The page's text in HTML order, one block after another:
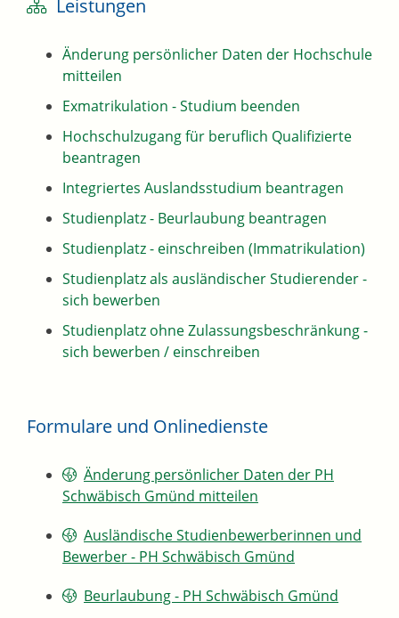
Leistungen
Änderung persönlicher Daten der Hochschule
mitteilen
Exmatrikulation - Studium beenden
Hochschulzugang für beruflich Qualifizierte
beantragen
Integriertes Auslandsstudium beantragen
Studienplatz - Beurlaubung beantragen
Studienplatz - einschreiben (Immatrikulation)
Studienplatz als ausländischer Studierender -
sich bewerben
Studienplatz ohne Zulassungsbeschränkung -
sich bewerben / einschreiben
Formulare und Onlinedienste
Änderung persönlicher Daten der PH
Schwäbisch Gmünd mitteilen
Ausländische Studienbewerberinnen und
Bewerber - PH Schwäbisch Gmünd
Beurlaubung - PH Schwäbisch Gmünd